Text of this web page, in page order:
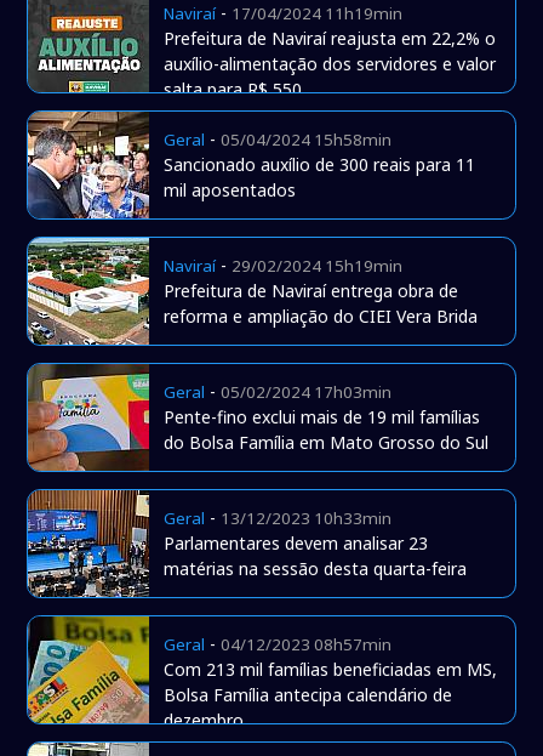
Naviraí- 17/04/2024 11h19min
Prefeitura de Naviraí reajusta em 22,2% o
auxílio-alimentação dos servidores e valor
salta para R$ 550
Geral -05/04/2024 15h58min
Sancionado auxílio de 300 reais para 11
mil aposentados
Naviraí- 29/02/2024 15h19min
Prefeitura de Naviraí entrega obra de
reforma e ampliação do CIEI Vera Brida
Geral -05/02/2024 17h03min
Pente-fino exclui mais de 19 mil famílias
do Bolsa Família em Mato Grosso do Sul
Geral - 13/12/2023 10h33min
Parlamentares devem analisar 23
matérias na sessão desta quarta-feira
Geral -04/12/2023 08h57min
Com 213 mil famílias beneficiadas em MS,
Bolsa Família antecipa calendário de
dezembro